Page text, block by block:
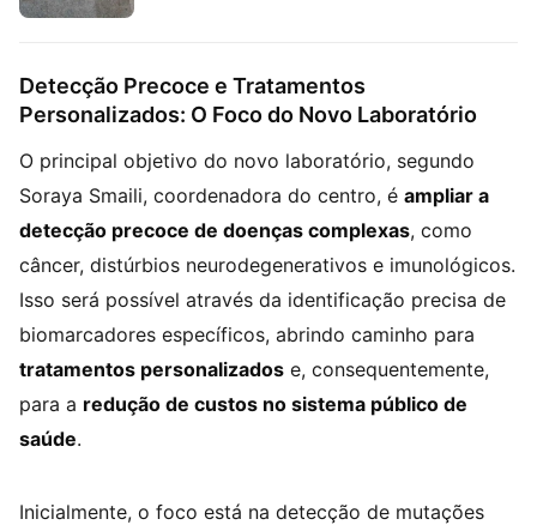
Detecção Precoce e Tratamentos
Personalizados: O Foco do Novo Laboratório
O principal objetivo do novo laboratório, segundo
Soraya Smaili, coordenadora do centro, é ampliar a
detecção precoce de doenças complexas, como
câncer, distúrbios neurodegenerativos e imunológicos.
Isso será possível através da identificação precisa de
biomarcadores específicos, abrindo caminho para
tratamentos personalizados e, consequentemente,
para a redução de custos no sistema público de
saúde.
Inicialmente, o foco está na detecção de mutações